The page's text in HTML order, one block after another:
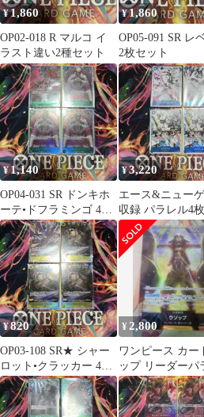
¥1,860
OP02-018 R マルコ イ
ラスト違い2種セット
¥1,860
OP05-091 SR レ
2枚セット
¥1,140
OP04-031 SR ドンキホ
ーテ•ドフラミンゴ 4枚
セット
¥3,220
エース&ニュー
収録 パラレル4枚
ト
¥820
OP03-108 SR★ シャー
ロット•クラッカー 4枚
セット
¥ 2,800
ワンピース カー
ップ リーダーパ
プロモ